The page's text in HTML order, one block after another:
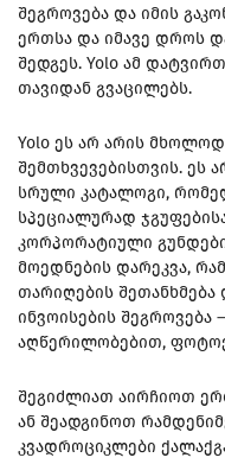
შეგროვება და იმის
ერთსა და იმავე დროს
შედგეს. Yolo ამ
თავიდან გვაცილებს.
Yolo ეს არ არის
შემთხვევებისთვის. ეს
სრული კატალოგი,
სპეციალურად
კორპორატიული
მოედნების დარეკვა,
თარიღების
ინვოისების
აღწერილობებით,
შეგიძლიათ აირჩიოთ
ან შეადგინოთ
კვადროციკლები